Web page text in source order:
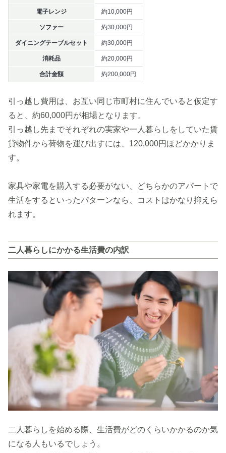
電子レンジ 約10,000円
ソファー 約30,000円
ダイニングテーブルセット 約30,000円
消耗品 約20,000円
合計金額 約200,000円
引っ越し費用は、お互い同じ市町村に住んでいると仮定す
ると、約60,000円が相場となります。
引っ越し先までそれぞれの実家や一人暮らしをしていた賃
貸物件から荷物を運び出すには、120,000円ほどかかりま
す。
家具や家電を購入する必要がない、どちらかのアパートで
生活をするといったパターンなら、コストはかなり抑えら
れます。
二人暮らしにかかる生活費の内訳
二人暮らしを始める際、生活費がどのくらいかかるのか気
になる人もいるでしょう。